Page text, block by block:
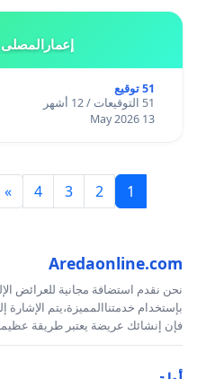
51 توقيع
51 التوقيعات / 12 أشهر
13 May 2026
1
2
3
4
»
Aredaonline.com
نحن نقدم استضافة مجانية للعرائض
بإستخدام خدمتناالمميزة،يتم الإشارة
فإن إنشائك عريضة يعتبر طريقة